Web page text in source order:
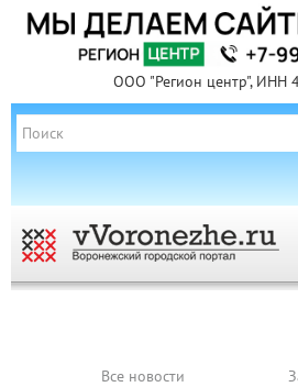
ООО "Регион центр", ИНН
Все новости